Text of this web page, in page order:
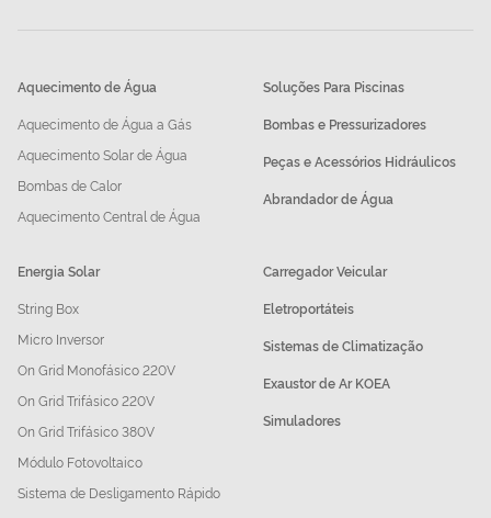
Aquecimento de Água
Aquecimento de Água a Gás
Aquecimento Solar de Água
Bombas de Calor
Aquecimento Central de Água
Soluções Para Piscinas
Bombas e Pressurizadores
Peças e Acessórios Hidráulicos
Abrandador de Água
Energia Solar
String Box
Micro Inversor
On Grid Monofásico 220V
On Grid Trifásico 220V
On Grid Trifásico 380V
Módulo Fotovoltaico
Sistema de Desligamento Rápido
Carregador Veicular
Eletroportáteis
Sistemas de Climatização
Exaustor de Ar KOEA
Simuladores